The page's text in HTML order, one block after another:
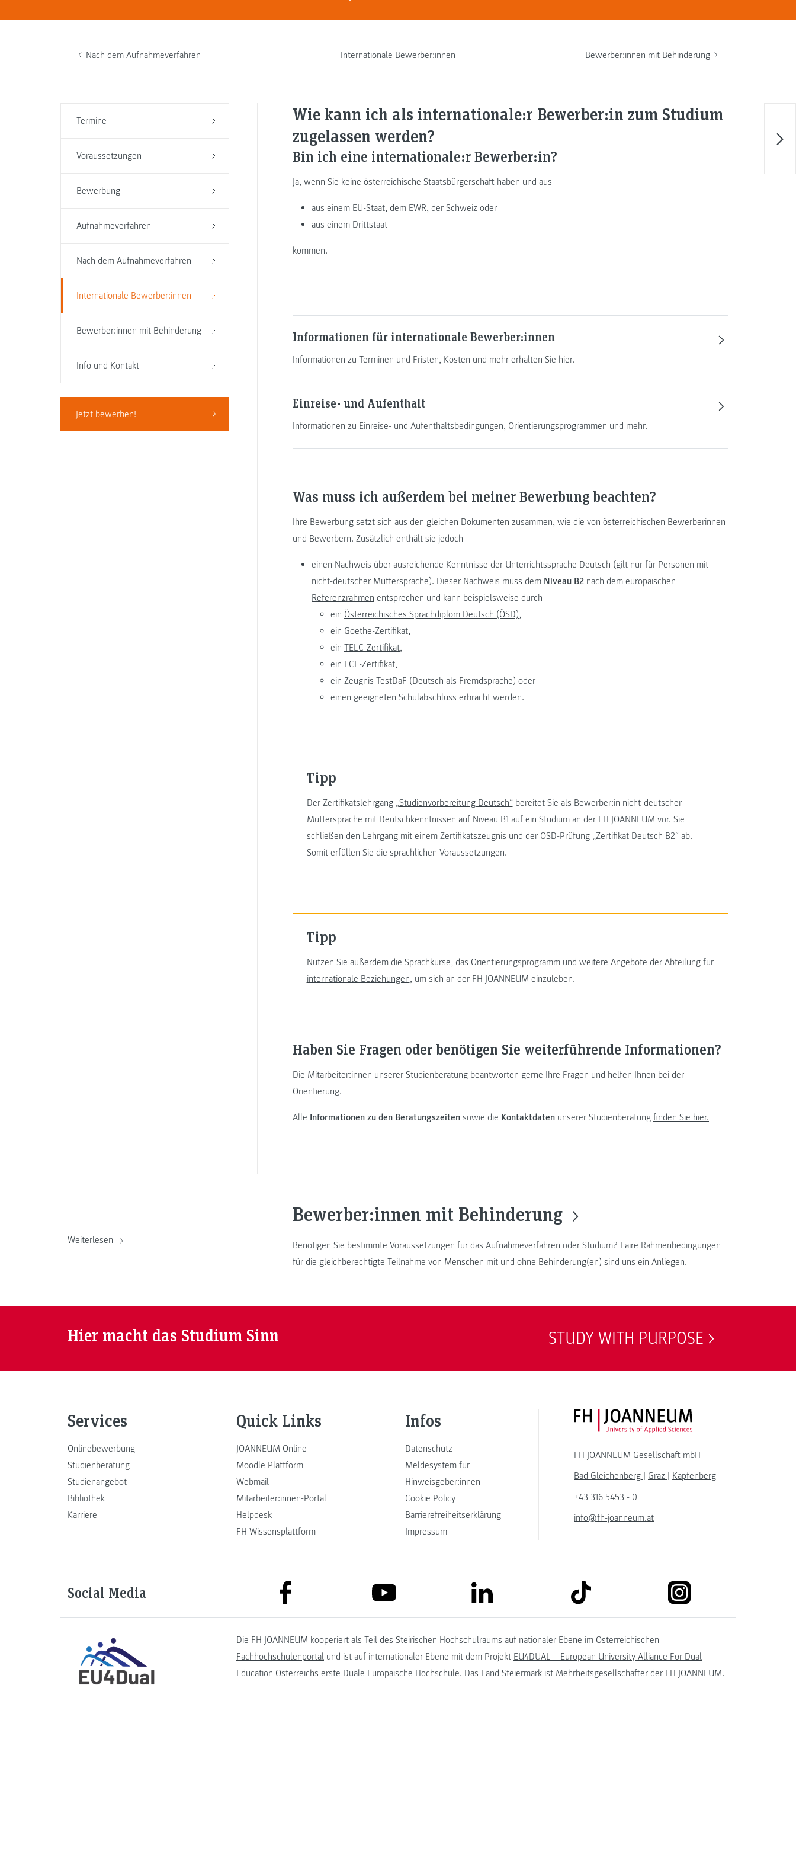
Nach dem Aufnahmeverfahren Internationale Bewerber:innen Bewerber:innen mit Behinderung
Termine
Voraussetzungen
Bewerbung
Aufnahmeverfahren
Nach dem Aufnahmeverfahren
Internationale Bewerber:innen
Bewerber:innen mit Behinderung
Info und Kontakt
Jetzt bewerben!
Wie kann ich als internationale:r Bewerber:in zum Studium
zugelassen werden?
Bin ich eine internationale:r Bewerber:in?
Ja, wenn Sie keine österreichische Staatsbürgerschaft haben und aus
aus einem EU-Staat, dem EWR, der Schweiz oder
aus einem Drittstaat
kommen.
Informationen für internationale Bewerber:innen
Informationen zu Terminen und Fristen, Kosten und mehr erhalten Sie hier.
Einreise- und Aufenthalt
Informationen zu Einreise- und Aufenthaltsbedingungen, Orientierungsprogrammen und mehr.
Was muss ich außerdem bei meiner Bewerbung beachten?
Ihre Bewerbung setzt sich aus den gleichen Dokumenten zusammen, wie die von österreichischen Bewerberinnen
und Bewerbern. Zusätzlich enthält sie jedoch
einen Nachweis über ausreichende Kenntnisse der Unterrichtssprache Deutsch (gilt nur für Personen mit
nicht-deutscher Muttersprache). Dieser Nachweis muss dem Niveau B2 nach dem europäischen
Referenzrahmen entsprechen und kann beispielsweise durch
ein Österreichisches Sprachdiplom Deutsch (ÖSD),
ein Goethe-Zertifikat,
ein TELC-Zertifikat,
ein ECL-Zertifikat,
ein Zeugnis TestDaF (Deutsch als Fremdsprache) oder
einen geeigneten Schulabschluss erbracht werden.
Tipp
Der Zertifikatslehrgang „Studienvorbereitung Deutsch“bereitet Sie als Bewerber:in nicht-deutscher
Muttersprache mit Deutschkenntnissen auf Niveau B1 auf ein Studium an der FH JOANNEUM vor. Sie
schließen den Lehrgang mit einem Zertifikatszeugnis und der ÖSD-Prüfung „Zertifikat Deutsch B2“ ab.
Somit erfüllen Sie die sprachlichen Voraussetzungen.
Tipp
Nutzen Sie außerdem die Sprachkurse, das Orientierungsprogramm und weitere Angebote der Abteilung für
internationale Beziehungen, um sich an der FH JOANNEUM einzuleben.
Haben Sie Fragen oder benötigen Sie weiterführende Informationen?
Die Mitarbeiter:innen unserer Studienberatung beantworten gerne Ihre Fragen und helfen Ihnen bei der
Orientierung.
Alle Informationen zu den Beratungszeiten sowie die Kontaktdaten unserer Studienberatung finden Sie hier.
Weiterlesen
Bewerber:innen mit Behinderung
Benötigen Sie bestimmte Voraussetzungen für das Aufnahmeverfahren oder Studium? Faire Rahmenbedingungen
für die gleichberechtigte Teilnahme von Menschen mit und ohne Behinderung(en) sind uns ein Anliegen.
Hier macht das Studium Sinn STUDY WITH PURPOSE
Services
Onlinebewerbung
Studienberatung
Studienangebot
Bibliothek
Karriere
Quick Links
JOANNEUM Online
Moodle Plattform
Webmail
Mitarbeiter:innen-Portal
Helpdesk
FH Wissensplattform
Infos
Datenschutz
Meldesystem für
Hinweisgeber:innen
Cookie Policy
Barrierefreiheitserklärung
Impressum
FH JOANNEUM Logo
FH JOANNEUM Gesellschaft mbH
Bad Gleichenberg
Graz
Kapfenberg
+43 316 5453 - 0
info@fh-joanneum.at
Social Media link to facebook link to youtube link to linkedin link to tiktok link to instagram
Die FH JOANNEUM kooperiert als Teil des Steirischen Hochschulraums auf nationaler Ebene im Österreichischen
Fachhochschulenportal und ist auf internationaler Ebene mit dem Projekt EU4DUAL – European University Alliance For Dual
Education Österreichs erste Duale Europäische Hochschule. Das Land Steiermark ist Mehrheitsgesellschafter der FH JOANNEUM.